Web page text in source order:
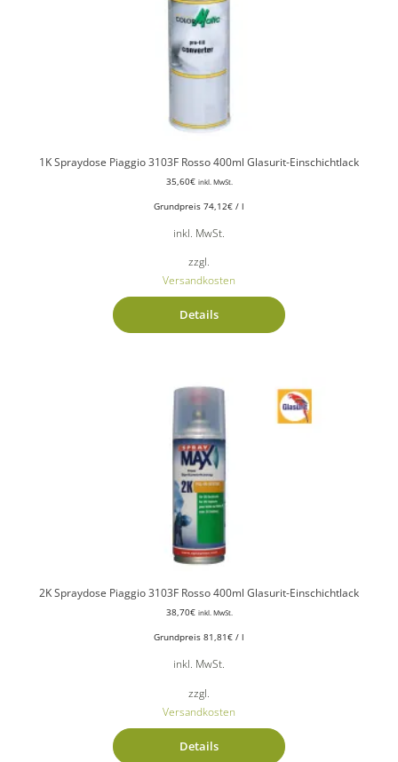
1K Spraydose Piaggio 3103F Rosso 400ml Glasurit-Einschichtlack
35,60€ inkl. MwSt.
Grundpreis 74,12€ / l
inkl. MwSt.
zzgl.
Versandkosten
Details
2K Spraydose Piaggio 3103F Rosso 400ml Glasurit-Einschichtlack
38,70€ inkl. MwSt.
Grundpreis 81,81€ / l
inkl. MwSt.
zzgl.
Versandkosten
Details